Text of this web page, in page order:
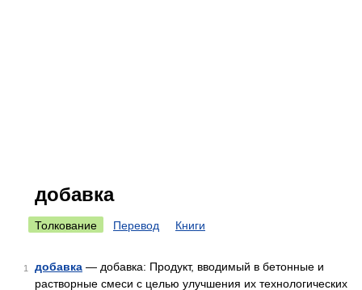
добавка
Толкование Перевод Книги
1 добавка — добавка: Продукт, вводимый в бетонные и
растворные смеси с целью улучшения их технологических